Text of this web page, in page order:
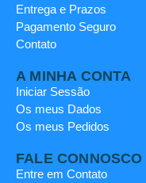
Entrega e Prazos
Pagamento Seguro
Contato
A MINHA CONTA
Iniciar Sessão
Os meus Dados
Os meus Pedidos
FALE CONNOSCO
Entre em Contato